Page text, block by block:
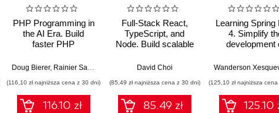
PHP Programming in
the AI Era. Build
faster PHP
GenAI, modern PHP
production-ready
workflows
Doug Bierer, Rainier Sarabia
(116,10 zł najniższa cena z 30 dni)
116.10 zł
Full-Stack React,
TypeScript, and
Node. Build scalable
applications using
and Docker - Second
Edition
David Choi
(85,49 zł najniższa cena z 30 dni)
85.49 zł
Learning Spring
4. Simplify
development
applications
Fourth
(125,10 zł najniższa
125.10